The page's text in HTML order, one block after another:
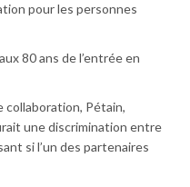
pour les personnes
80 ans de l’entrée en
collaboration, Pétain,
une discrimination entre
si l’un des partenaires